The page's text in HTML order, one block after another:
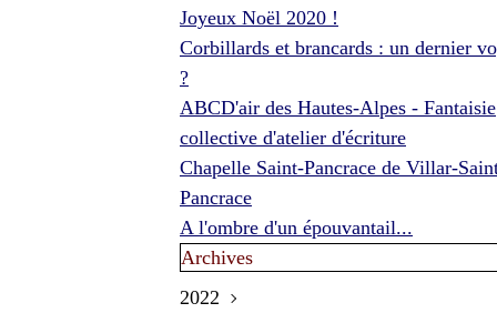
Joyeux Noël 2020 !
Corbillards et brancards : un dernier
?
ABCD'air des Hautes-Alpes - Fantaisie
collective d'atelier d'écriture
Chapelle Saint-Pancrace de Villar-
Pancrace
A l'ombre d'un épouvantail...
Archives
2022